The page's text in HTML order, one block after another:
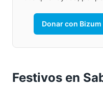
Donar con Bizum
Festivos en